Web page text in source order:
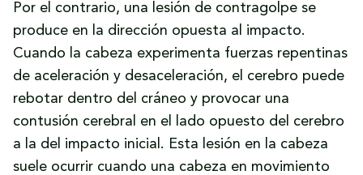
Por el contrario, una lesión de contragolpe se
produce en la dirección opuesta al impacto.
Cuando la cabeza experimenta fuerzas repentinas
de aceleración y desaceleración, el cerebro puede
rebotar dentro del cráneo y provocar una
contusión cerebral en el lado opuesto del cerebro
a la del impacto inicial. Esta lesión en la cabeza
suele ocurrir cuando una cabeza en movimiento